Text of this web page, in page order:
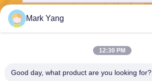
Mark Yang
12:30 PM
Good day, what product are you looking for?